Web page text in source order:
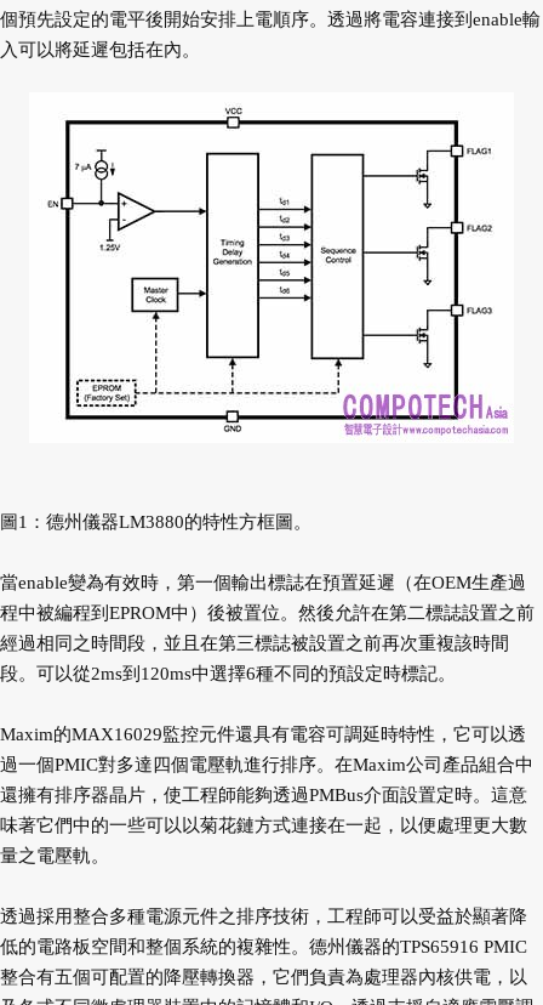
個預先設定的電平後開始安排上電順序。透過將電容連接到enable輸
入可以將延遲包括在內。
圖1：德州儀器LM3880的特性方框圖。
當enable變為有效時，第一個輸出標誌在預置延遲（在OEM生產過
程中被編程到EPROM中）後被置位。然後允許在第二標誌設置之前
經過相同之時間段，並且在第三標誌被設置之前再次重複該時間
段。可以從2ms到120ms中選擇6種不同的預設定時標記。
Maxim的MAX16029監控元件還具有電容可調延時特性，它可以透
過一個PMIC對多達四個電壓軌進行排序。在Maxim公司產品組合中
還擁有排序器晶片，使工程師能夠透過PMBus介面設置定時。這意
味著它們中的一些可以以菊花鏈方式連接在一起，以便處理更大數
量之電壓軌。
透過採用整合多種電源元件之排序技術，工程師可以受益於顯著降
低的電路板空間和整個系統的複雜性。德州儀器的TPS65916 PMIC
整合有五個可配置的降壓轉換器，它們負責為處理器內核供電，以